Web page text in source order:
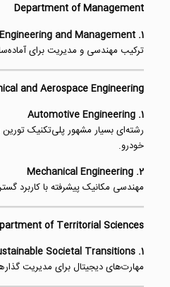
Department of Management
1. Engineering and Management
ترکیب مهندسی و مدیریت برای
and Aerospace Engineering
1. Automotive Engineering
رشته‌ای بسیار مشهور پلی‌تکنیک تورین
خودرو.
2. Mechanical Engineering
مهندسی مکانیک پیشرفته با کاربرد
of Territorial Sciences
1. Digital Skills for Sustainable Societal Transitions
مهارت‌های دیجیتال برای مدیریت